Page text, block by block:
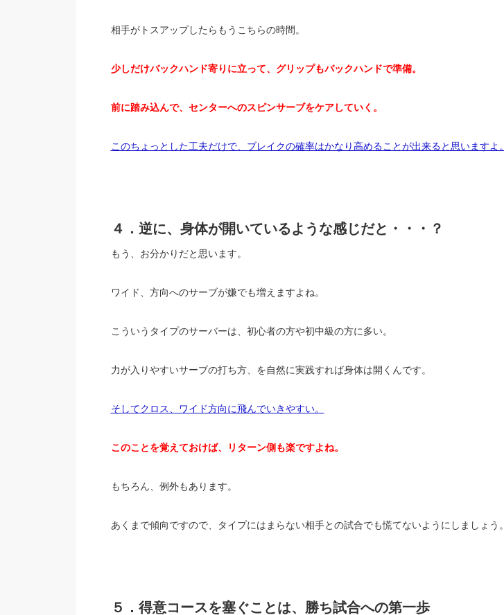
相手がトスアップしたらもうこちらの時間。
少しだけバックハンド寄りに立って、グリップもバックハンドで準備。
前に踏み込んで、センターへのスピンサーブをケアしていく。
このちょっとした工夫だけで、ブレイクの確率はかなり高めることが出来ると思いますよ。
４．逆に、身体が開いているような感じだと・・・？
もう、お分かりだと思います。
ワイド、方向へのサーブが嫌でも増えますよね。
こういうタイプのサーバーは、初心者の方や初中級の方に多い。
力が入りやすいサーブの打ち方、を自然に実践すれば身体は開くんです。
そしてクロス、ワイド方向に飛んでいきやすい。
このことを覚えておけば、リターン側も楽ですよね。
もちろん、例外もあります。
あくまで傾向ですので、タイプにはまらない相手との試合でも慌てないようにしましょう。
５．得意コースを塞ぐことは、勝ち試合への第一歩